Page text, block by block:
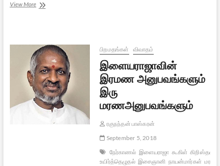
View Moreதொல்லியலாளர்
நேர்காணல்
பிறமதங்கள் விவாதம்
இளையராஜாவின்
இரமண அனுபவங்களும்
இரு
மரணஅனுபவங்களும்
ரகுநந்தன் பாஸ்கரன்
September 5, 2018
நேர்காணல் இளையராஜா கூகிள் கிறிஸ்தவம்
உயிர்த்தெழுதல் இசைஞானி நாயன்மார்கள்